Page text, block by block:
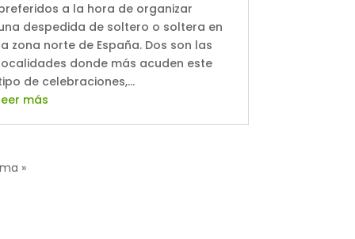
a la hora de organizar
despedida de soltero o soltera en
zona norte de España. Dos son las
donde más acuden este
de celebraciones,...
más
»